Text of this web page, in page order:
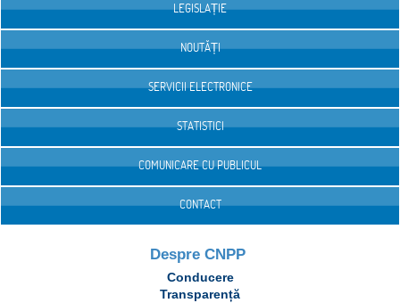
LEGISLAȚIE
NOUTĂȚI
SERVICII ELECTRONICE
STATISTICI
COMUNICARE CU PUBLICUL
CONTACT
Despre CNPP
Conducere
Transparență